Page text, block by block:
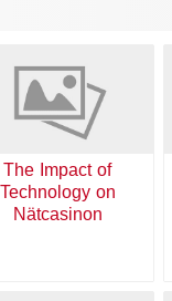
The Impact of
Technology on
Nätcasinon